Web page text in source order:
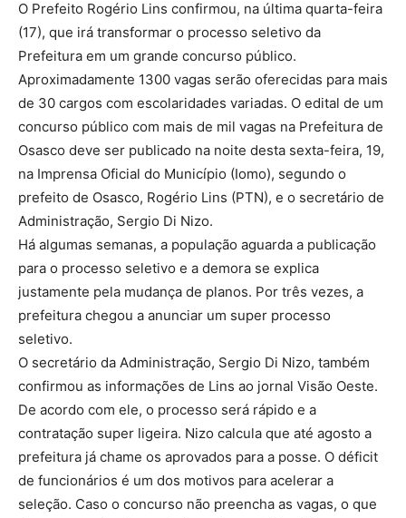
O Prefeito Rogério Lins confirmou, na última quarta-feira
(17), que irá transformar o processo seletivo da
Prefeitura em um grande concurso público.
Aproximadamente 1300 vagas serão oferecidas para mais
de 30 cargos com escolaridades variadas. O edital de um
concurso público com mais de mil vagas na Prefeitura de
Osasco deve ser publicado na noite desta sexta-feira, 19,
na Imprensa Oficial do Município (Iomo), segundo o
prefeito de Osasco, Rogério Lins (PTN), e o secretário de
Administração, Sergio Di Nizo.
Há algumas semanas, a população aguarda a publicação
para o processo seletivo e a demora se explica
justamente pela mudança de planos. Por três vezes, a
prefeitura chegou a anunciar um super processo
seletivo.
O secretário da Administração, Sergio Di Nizo, também
confirmou as informações de Lins ao jornal Visão Oeste.
De acordo com ele, o processo será rápido e a
contratação super ligeira. Nizo calcula que até agosto a
prefeitura já chame os aprovados para a posse. O déficit
de funcionários é um dos motivos para acelerar a
seleção. Caso o concurso não preencha as vagas, o que